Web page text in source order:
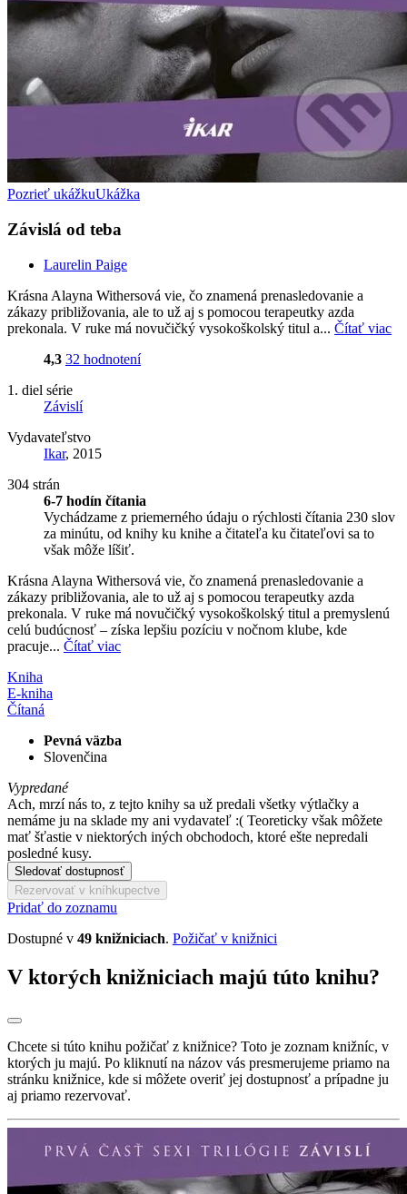
Pozrieť ukážkuUkážka
Závislá od teba
Laurelin Paige
Krásna Alayna Withersová vie, čo znamená prenasledovanie a
zákazy približovania, ale to už aj s pomocou terapeutky azda
prekonala. V ruke má novučičký vysokoškolský titul a... Čítať viac
4,3 32 hodnotení
1. diel série
Závislí
Vydavateľstvo
Ikar, 2015
304 strán
6-7 hodín čítania
Vychádzame z priemerného údaju o rýchlosti čítania 230 slov
za minútu, od knihy ku knihe a čitateľa ku čitateľovi sa to
však môže líšiť.
Krásna Alayna Withersová vie, čo znamená prenasledovanie a
zákazy približovania, ale to už aj s pomocou terapeutky azda
prekonala. V ruke má novučičký vysokoškolský titul a premyslenú
celú budúcnosť – získa lepšiu pozíciu v nočnom klube, kde
pracuje... Čítať viac
Kniha
E-kniha
Čítaná
Pevná väzba
Slovenčina
Vypredané
Ach, mrzí nás to, z tejto knihy sa už predali všetky výtlačky a
nemáme ju na sklade my ani vydavateľ :( Teoreticky však môžete
mať šťastie v niektorých iných obchodoch, ktoré ešte nepredali
posledné kusy.
Sledovať dostupnosť
Rezervovať v kníhkupectve
Pridať do zoznamu
Dostupné v 49 knižniciach. Požičať v knižnici
V ktorých knižniciach majú túto knihu?
Chcete si túto knihu požičať z knižnice? Toto je zoznam knižníc, v
ktorých ju majú. Po kliknutí na názov vás presmerujeme priamo na
stránku knižnice, kde si môžete overiť jej dostupnosť a prípadne ju
aj priamo rezervovať.